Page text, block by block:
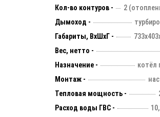
Кол-во контуров -
2
Дымоход -
Габариты, ВхШхГ -
Вес, нетто -
Назначение -
котёл
Монтаж -
Тепловая мощность -
Расход воды ГВС -